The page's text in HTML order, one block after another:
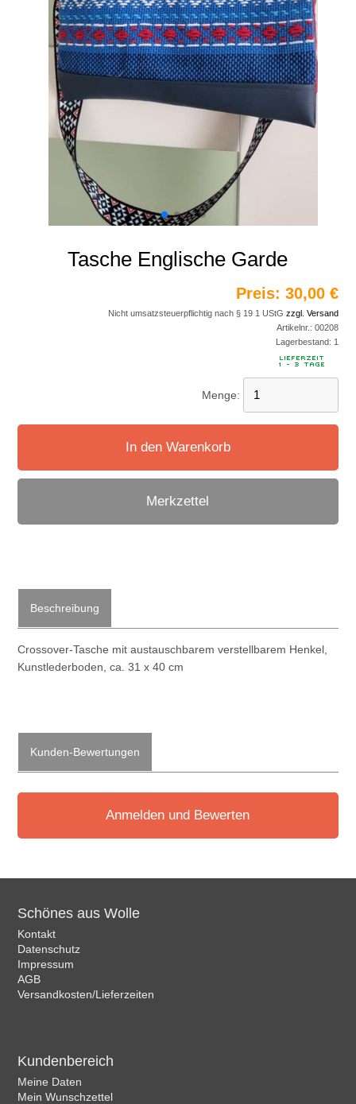
Tasche Englische Garde
Preis: 30,00 €
Nicht umsatzsteuerpflichtig nach § 19 1 UStG zzgl. Versand
Artikelnr.: 00208
Lagerbestand: 1
Menge:
In den Warenkorb
Merkzettel
Beschreibung
Crossover-Tasche mit austauschbarem verstellbarem Henkel,
Kunstlederboden, ca. 31 x 40 cm
Kunden-Bewertungen
Anmelden und Bewerten
Schönes aus Wolle
Kontakt
Datenschutz
Impressum
AGB
Versandkosten/Lieferzeiten
Kundenbereich
Meine Daten
Mein Wunschzettel